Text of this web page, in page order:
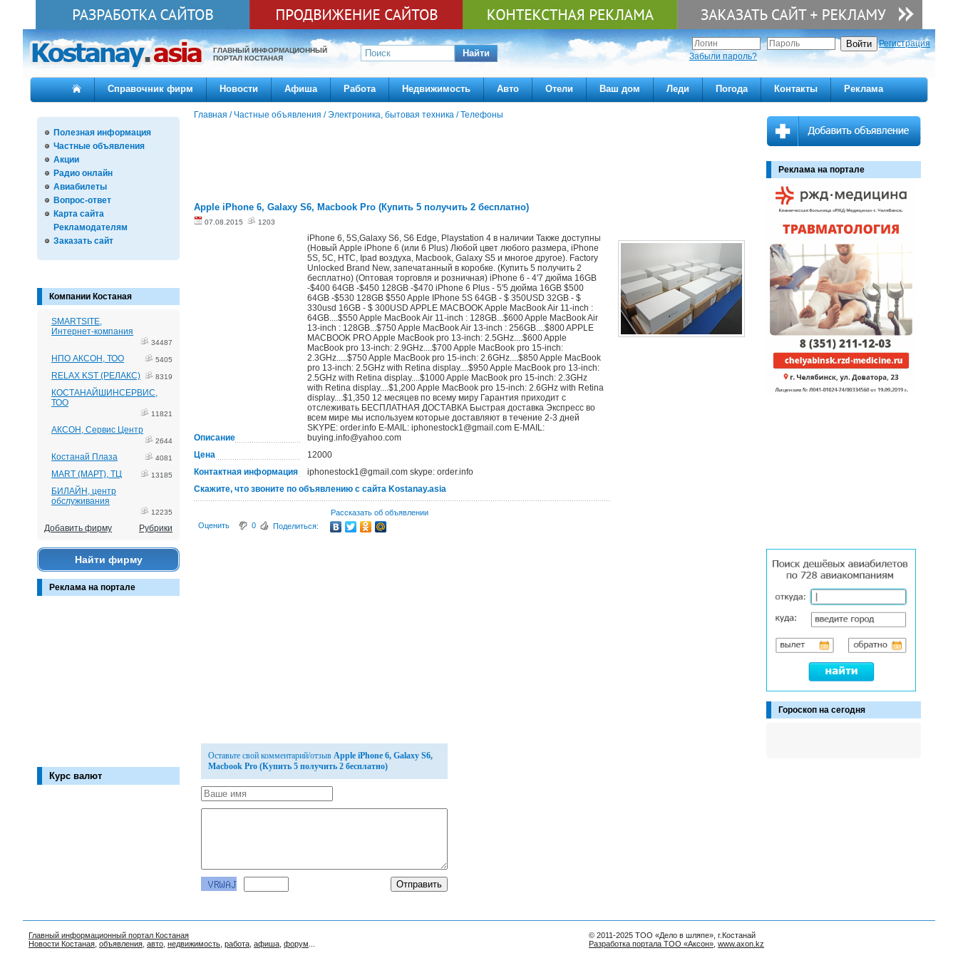
ГЛАВНЫЙ ИНФОРМАЦИОННЫЙ
ПОРТАЛ КОСТАНАЯ
Найти
Регистрация
Забыли пароль?
Справочник фирм Новости Афиша Работа Недвижимость Авто Отели Ваш дом Леди Погода Контакты Реклама
Полезная информация
Частные объявления
Акции
Радио онлайн
Авиабилеты
Вопрос-ответ
Карта сайта
Рекламодателям
Заказать сайт
Компании Костаная
SMARTSITE,
Интернет-компания
34487
НПО АКСОН, ТОО 5405
RELAX KST (РЕЛАКС) 8319
КОСТАНАЙШИНСЕРВИС,
ТОО
11821
АКСОН, Сервис Центр
2644
Костанай Плаза 4081
MART (МАРТ), ТЦ 13185
БИЛАЙН, центр
обслуживания
12235
Добавить фирму Рубрики
Найти фирму
Реклама на портале
Курс валют
Главная / Частные объявления /Электроника, бытовая техника /Телефоны
Apple iPhone 6, Galaxy S6, Macbook Pro (Купить 5 получить 2 бесплатно)
07.08.2015 1203
Описание
iPhone 6, 5S,Galaxy S6, S6 Edge, Playstation 4 в наличии Также доступны
(Новый Apple iPhone 6 (или 6 Plus) Любой цвет любого размера, iPhone
5S, 5C, HTC, Ipad воздуха, Macbook, Galaxy S5 и многое другое). Factory
Unlocked Brand New, запечатанный в коробке. (Купить 5 получить 2
бесплатно) (Оптовая торговля и розничная) iPhone 6 - 4'7 дюйма 16GB
-$400 64GB -$450 128GB -$470 iPhone 6 Plus - 5'5 дюйма 16GB $500
64GB -$530 128GB $550 Apple IPhone 5S 64GB - $ 350USD 32GB - $
330usd 16GB - $ 300USD APPLE MACBOOK Apple MacBook Air 11-inch :
64GB....$550 Apple MacBook Air 11-inch : 128GB...$600 Apple MacBook Air
13-inch : 128GB...$750 Apple MacBook Air 13-inch : 256GB....$800 APPLE
MACBOOK PRO Apple MacBook pro 13-inch: 2.5GHz....$600 Apple
MacBook pro 13-inch: 2.9GHz....$700 Apple MacBook pro 15-inch:
2.3GHz.....$750 Apple MacBook pro 15-inch: 2.6GHz....$850 Apple MacBook
pro 13-inch: 2.5GHz with Retina display....$950 Apple MacBook pro 13-inch:
2.5GHz with Retina display....$1000 Apple MacBook pro 15-inch: 2.3GHz
with Retina display....$1,200 Apple MacBook pro 15-inch: 2.6GHz with Retina
display....$1,350 12 месяцев по всему миру Гарантия приходит с
отслеживать БЕСПЛАТНАЯ ДОСТАВКА Быстрая доставка Экспресс во
всем мире мы используем которые доставляют в течение 2-3 дней
SKYPE: order.info E-MAIL: iphonestock1@gmail.com E-MAIL:
buying.info@yahoo.com
Цена
12000
Контактная информация
iphonestock1@gmail.com skype: order.info
Скажите, что звоните по объявлению с сайта Kostanay.asia
Рассказать об объявлении
Оценить
0 Поделиться:
Оставьте свой комментарий/отзыв Apple iPhone 6, Galaxy S6,
Macbook Pro (Купить 5 получить 2 бесплатно)
Реклама на портале
Гороскоп на сегодня
Главный информационный портал Костаная
Новости Костаная объявления авто недвижимость работа афиша форум
© 2011-2025 ТОО «Дело в шляпе», г.Костанай
Разработка портала ТОО «Аксон» www.axon.kz